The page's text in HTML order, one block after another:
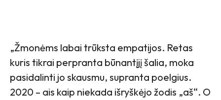
„Žmonėms labai trūksta empatijos. Retas
kuris tikrai perpranta būnantįjį šalia, moka
pasidalinti jo skausmu, supranta poelgius.
2020 – ais kaip niekada išryškėjo žodis „aš“. O